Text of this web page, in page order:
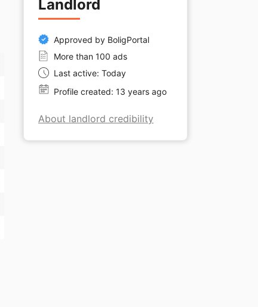
Landlord
Approved by BoligPortal
More than 100 ads
Last active: Today
Profile created: 13 years ago
About landlord credibility